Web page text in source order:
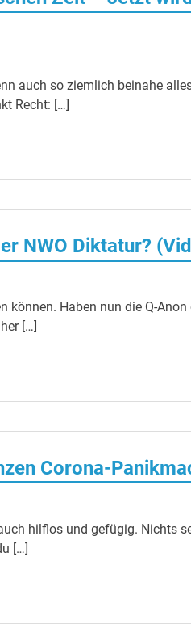
auch so ziemlich beinahe
Recht: […]
NWO Diktatur?
Haben nun die Q-
[…]
Corona-
hilflos und gefügig. Nichts
[…]